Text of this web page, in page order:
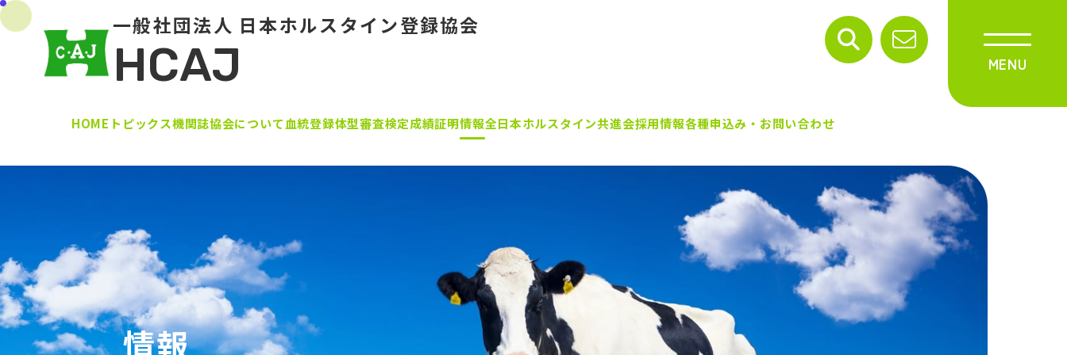
一般社団法人 日本ホルスタイン登録協会
HCAJ
HOME 協会について 血統登録体型審査検定成績証明情報 各種申込み・お問い合わせ
トピックス機関誌 全日本ホルスタイン共進会採用情報
情報